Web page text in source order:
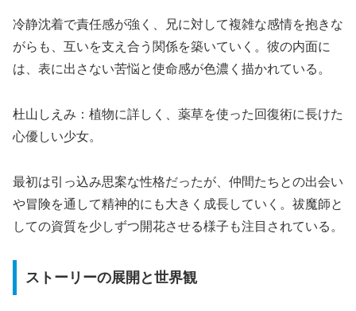
冷静沈着で責任感が強く、兄に対して複雑な感情を抱きな
がらも、互いを支え合う関係を築いていく。彼の内面に
は、表に出さない苦悩と使命感が色濃く描かれている。
杜山しえみ：植物に詳しく、薬草を使った回復術に長けた
心優しい少女。
最初は引っ込み思案な性格だったが、仲間たちとの出会い
や冒険を通して精神的にも大きく成長していく。祓魔師と
しての資質を少しずつ開花させる様子も注目されている。
ストーリーの展開と世界観